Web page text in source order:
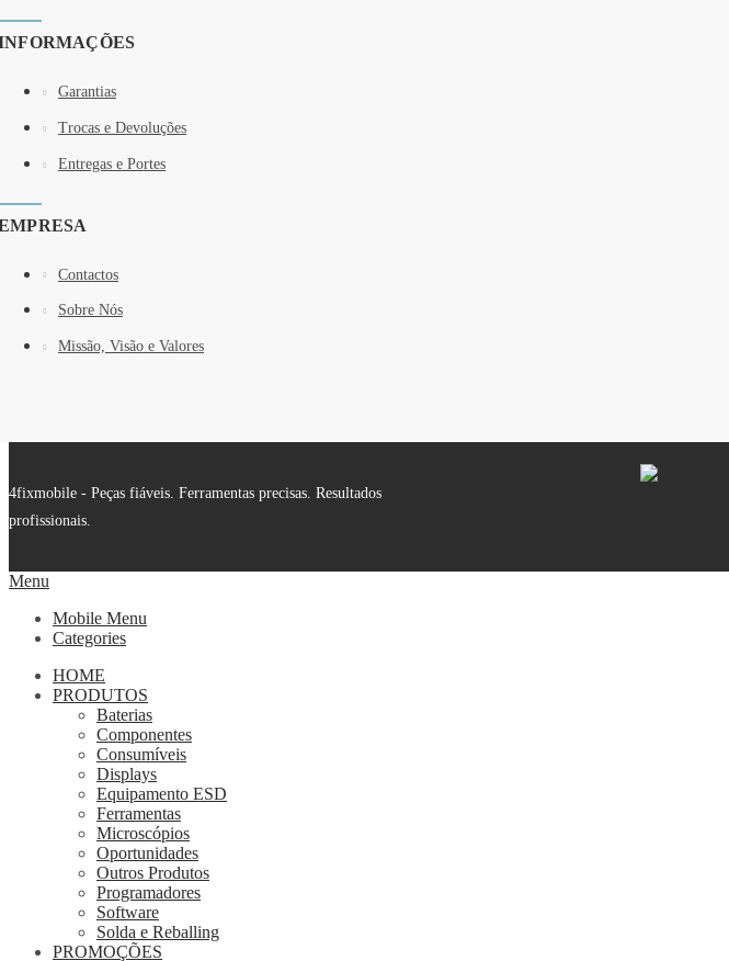
Garantias
Trocas e Devoluções
Entregas e Portes
Contactos
Sobre Nós
Missão, Visão e Valores
4fixmobile - Peças fiáveis. Ferramentas precisas. Resultados
profissionais.
Menu
Mobile Menu
Categories
HOME
PRODUTOS
Baterias
Componentes
Consumíveis
Displays
Equipamento ESD
Ferramentas
Microscópios
Oportunidades
Outros Produtos
Programadores
Software
Solda e Reballing
PROMOÇÕES